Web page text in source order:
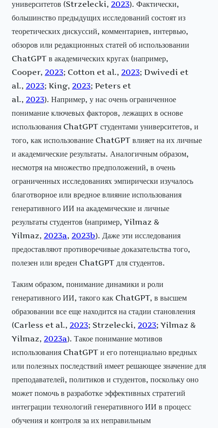
университетов (Strzelecki, 2023). Фактически,
большинство предыдущих исследований состоят из
теоретических дискуссий, комментариев, интервью,
обзоров или редакционных статей об использовании
ChatGPT в академических кругах (например,
Cooper, 2023; Cotton et al., 2023; Dwivedi et
al., 2023; King, 2023; Peters et
al., 2023). Например, у нас очень ограниченное
понимание ключевых факторов, лежащих в основе
использования ChatGPT студентами университетов, и
того, как использование ChatGPT влияет на их личные
и академические результаты. Аналогичным образом,
несмотря на множество предположений, в очень
ограниченных исследованиях эмпирически изучалось
благотворное или вредное влияние использования
генеративного ИИ на академические и личные
результаты студентов (например, Yilmaz &
Yilmaz, 2023a, 2023b). Даже эти исследования
предоставляют противоречивые доказательства того,
полезен или вреден ChatGPT для студентов.
Таким образом, понимание динамики и роли
генеративного ИИ, такого как ChatGPT, в высшем
образовании все еще находится на стадии становления
(Carless et al., 2023; Strzelecki, 2023; Yilmaz &
Yilmaz, 2023a). Такое понимание мотивов
использования ChatGPT и его потенциально вредных
или полезных последствий имеет решающее значение для
преподавателей, политиков и студентов, поскольку оно
может помочь в разработке эффективных стратегий
интеграции технологий генеративного ИИ в процесс
обучения и контроля за их неправильным